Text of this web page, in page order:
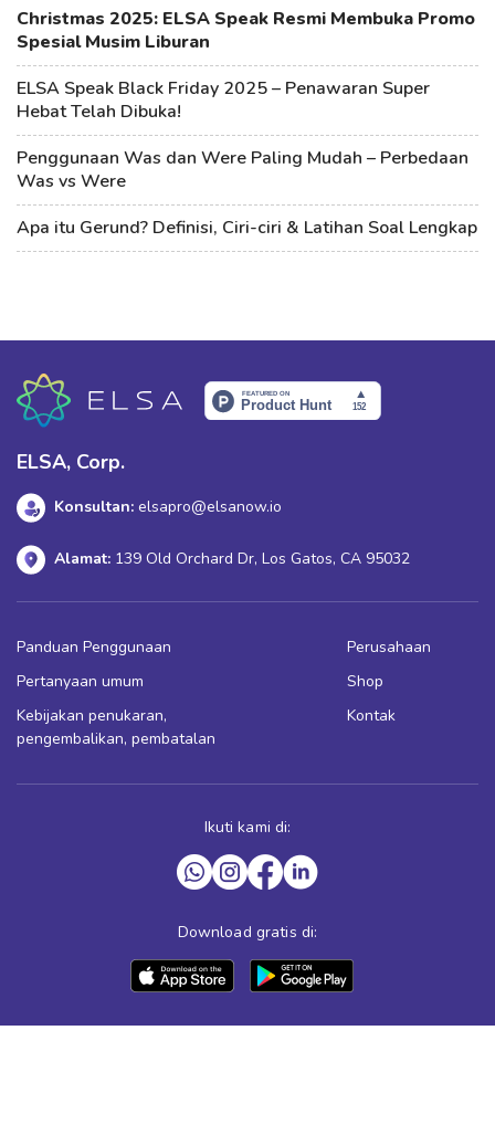
Christmas 2025: ELSA Speak Resmi Membuka Promo
Spesial Musim Liburan
ELSA Speak Black Friday 2025 – Penawaran Super
Hebat Telah Dibuka!
Penggunaan Was dan Were Paling Mudah – Perbedaan
Was vs Were
Apa itu Gerund? Definisi, Ciri-ciri & Latihan Soal Lengkap
ELSA, Corp.
Konsultan: elsapro@elsanow.io
Alamat: 139 Old Orchard Dr, Los Gatos, CA 95032
Panduan Penggunaan
Pertanyaan umum
Kebijakan penukaran,
pengembalikan, pembatalan
Perusahaan
Shop
Kontak
Ikuti kami di:
Download gratis di: